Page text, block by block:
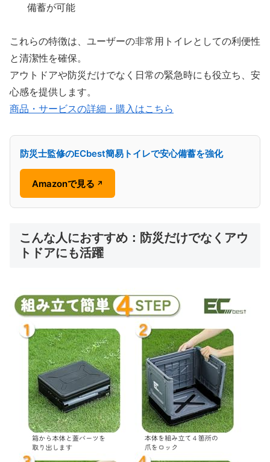
備蓄が可能
これらの特徴は、ユーザーの非常用トイレとしての利便性
と清潔性を確保。
アウトドアや防災だけでなく日常の緊急時にも役立ち、安
心感を提供します。
商品・サービスの詳細・購入はこちら
防災士監修のECbest簡易トイレで安心備蓄を強化
Amazonで見る ↗
こんな人におすすめ：防災だけでなくアウ
トドアにも活躍